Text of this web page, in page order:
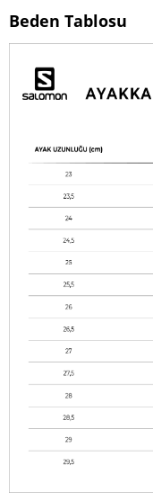
Beden Tablosu